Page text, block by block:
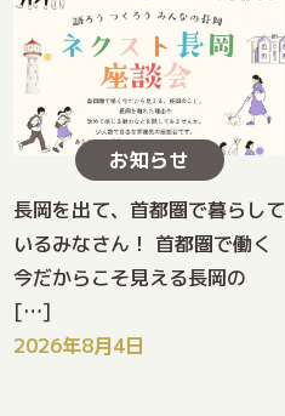
お知らせ
長岡を出て、首都圏で暮らして
いるみなさん！ 首都圏で働く
今だからこそ見える長岡の
[…]
2026年8月4日